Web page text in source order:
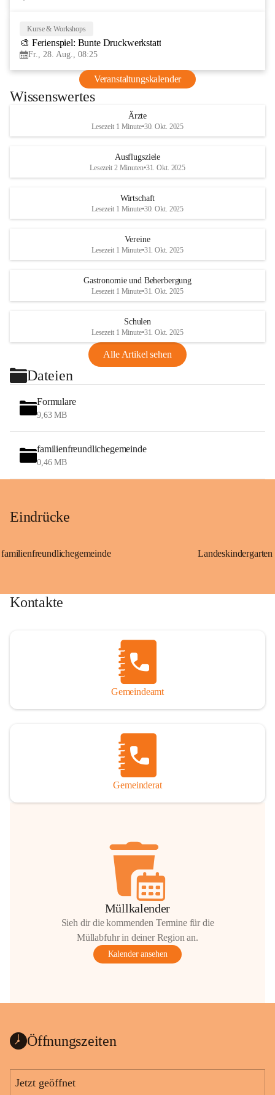
Kurse & Workshops
🎨 Ferienspiel: Bunte Druckwerkstatt
Fr., 28. Aug., 08:25
Veranstaltungskalender
Wissenswertes
Ärzte
Lesezeit 1 Minute•30. Okt. 2025
Ausflugsziele
Lesezeit 2 Minuten•31. Okt. 2025
Wirtschaft
Lesezeit 1 Minute•30. Okt. 2025
Vereine
Lesezeit 1 Minute•31. Okt. 2025
Gastronomie und Beherbergung
Lesezeit 1 Minute•31. Okt. 2025
Schulen
Lesezeit 1 Minute•31. Okt. 2025
Alle Artikel sehen
Dateien
Formulare
9,63 MB
familienfreundlichegemeinde
0,46 MB
Eindrücke
familienfreundlichegemeinde
Kontakte
Gemeindeamt
Gemeinderat
Müllkalender
Sieh dir die kommenden Termine für die
Müllabfuhr in deiner Region an.
Kalender ansehen
Öffnungszeiten
Jetzt geöffnet